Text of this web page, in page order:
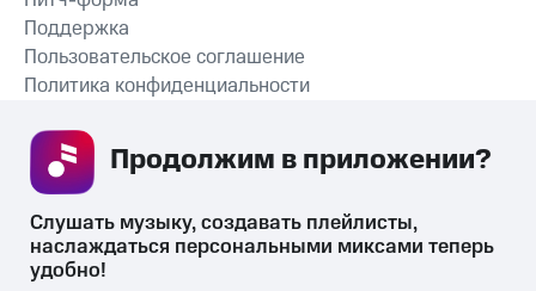
СКАЧАТЬ ПРИЛОЖЕНИЕ
Поддержка
Пользовательское соглашение
Политика конфиденциальности
Слушать музыку, создавать плейлисты,
наслаждаться персональными миксами теперь
удобно!